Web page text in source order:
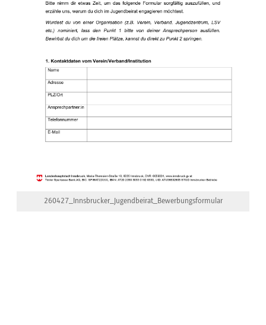
260427_Innsbrucker_Jugendbeirat_Bewerbungsformular